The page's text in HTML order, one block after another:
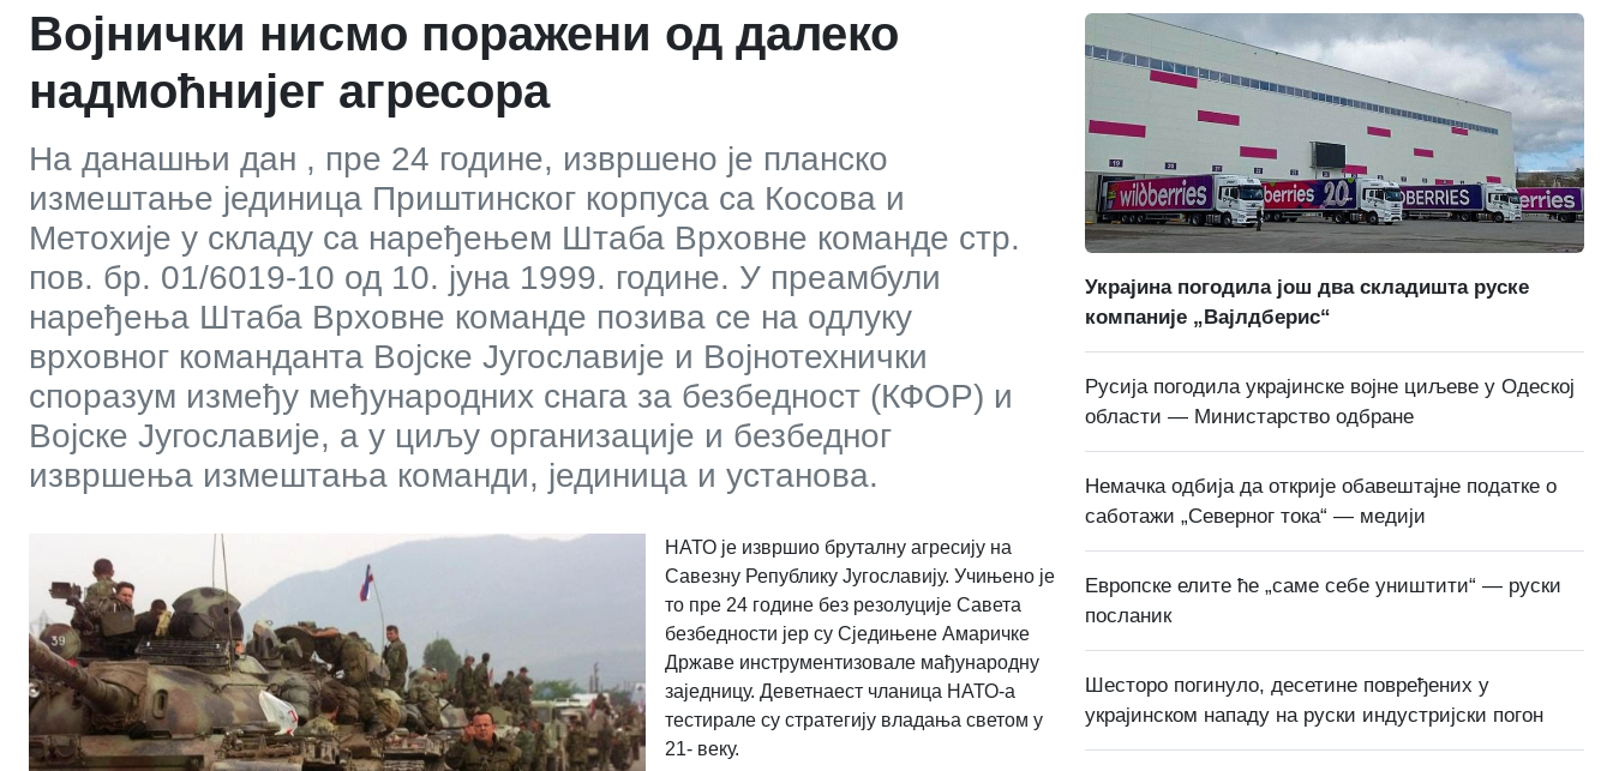
Војнички нисмо поражени од далеко
надмоћнијег агресора
На данашњи дан , пре 24 године, извршено је планско
измештање јединица Приштинског корпуса са Косова и
Метохије у складу са наређењем Штаба Врховне команде стр.
пов. бр. 01/6019-10 од 10. јуна 1999. године. У преамбули
наређења Штаба Врховне команде позива се на одлуку
врховног команданта Војске Југославије и Војнотехнички
споразум између међународних снага за безбедност (КФОР) и
Војске Југославије, а у циљу организације и безбедног
извршења измештања команди, јединица и установа.
НАТО је извршио бруталну агресију на
Савезну Републику Југославију. Учињено је
то пре 24 године без резолуције Савета
безбедности јер су Сједињене Амаричке
Државе инструментизовале мађународну
заједницу. Деветнаест чланица НАТО-а
тестирале су стратегију владања светом у
21- веку.
Украјина погодила још два складишта руске
компаније „Вајлдберис“
Русија погодила украјинске војне циљеве у Одеској
области — Министарство одбране
Немачка одбија да открије обавештајне податке о
саботажи „Северног тока“ — медији
Европске елите ће „саме себе уништити“ — руски
посланик
Шесторо погинуло, десетине повређених у
украјинском нападу на руски индустријски погон